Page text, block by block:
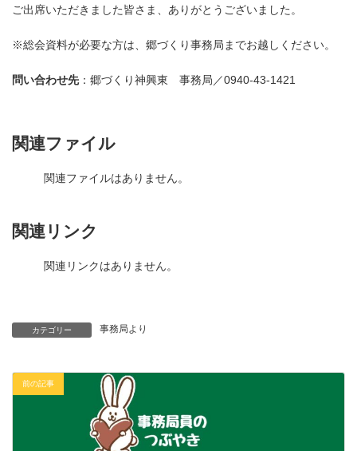
ご出席いただきました皆さま、ありがとうございました。
※総会資料が必要な方は、郷づくり事務局までお越しください。
問い合わせ先：郷づくり神興東 事務局／0940-43-1421
関連ファイル
関連ファイルはありません。
関連リンク
関連リンクはありません。
カテゴリー 事務局より
前の記事